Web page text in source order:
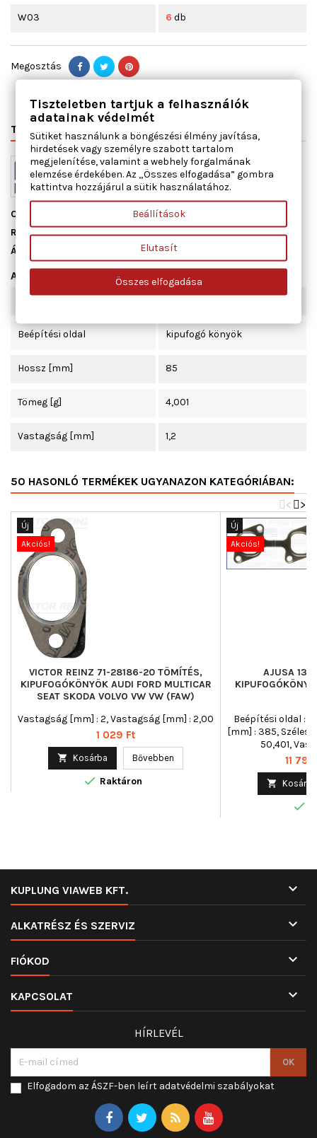
W03 6 db
Megosztás
TERMÉK RÉSZLETEI VÁLTÓSZÁMOK MIHEZ JÓ
Cikkszám
Raktáron6 db
Állapot
Adatlap
Beépítési oldal kipufogó könyök
Hossz [mm] 85
Tömeg [g] 4,001
Vastagság [mm] 1,2
50 HASONLÓ TERMÉKEK UGYANAZON KATEGÓRIÁBAN:
>
<
Új
Akciós!
VICTOR REINZ 71-28186-20 TÖMÍTÉS,
KIPUFOGÓKÖNYÖK AUDI FORD MULTICAR
SEAT SKODA VOLVO VW VW (FAW)
Vastagság [mm] : 2, Vastagság [mm] : 2,00
Ár
1 029 Ft
 Kosárba Bővebben
 Raktáron
Új
Akciós!
AJUSA
Beépítési oldal :
[mm] : 385,
50,401,
Ár
11
 Kosárba

KUPLUNG VIAWEB KFT. 
ALKATRÉSZ ÉS SZERVIZ 
FIÓKOD 
KAPCSOLAT 
HÍRLEVÉL
Elfogadom az ÁSZF-ben leírt adatvédelmi szabályokat
Tiszteletben tartjuk a felhasználók
adatainak védelmét
Sütiket használunk a böngészési élmény javítása,
hirdetések vagy személyre szabott tartalom
megjelenítése, valamint a webhely forgalmának
elemzése érdekében. Az „Összes elfogadása” gombra
kattintva hozzájárul a sütik használatához.
Beállítások
Elutasít
Összes elfogadása